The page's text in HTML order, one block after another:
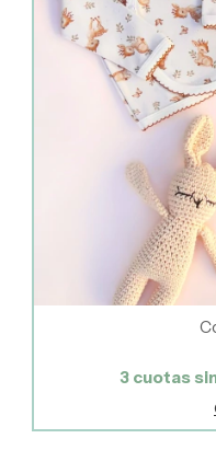
3 cuotas